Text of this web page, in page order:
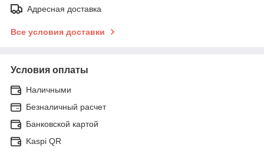
Адресная доставка
Все условия доставки
Условия оплаты
Наличными
Безналичный расчет
Банковской картой
Kaspi QR